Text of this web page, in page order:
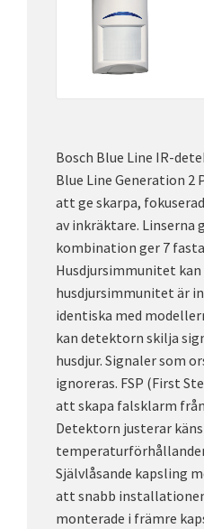
Bosch Blue Line IR-
Blue Line Generation 2
att ge skarpa,
av inkräktare. Linserna
kombination ger 7
Husdjursimmunitet kan
husdjursimmunitet är
identiska med
kan detektorn skilja
husdjur. Signaler som
ignoreras. FSP (First
att skapa falsklarm
Detektorn justerar
Självlåsande kapsling
att snabb
monterade i främre